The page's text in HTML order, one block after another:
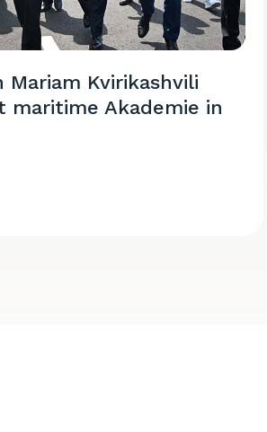
Mariam Kvirikashvili
maritime Akademie in